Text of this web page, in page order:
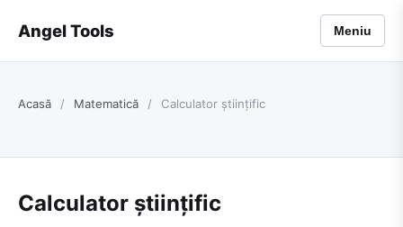
Angel Tools Meniu
Acasă / Matematică / Calculator științific
Calculator științific